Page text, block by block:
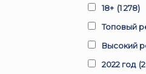
18+ (1 278)
Топовый
Высокий
2022 год